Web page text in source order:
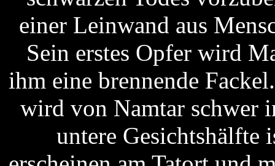
einer Leinwand aus
Sein erstes Opfer wird
ihm eine brennende
wird von Namtar schwer
untere Gesichtshälfte